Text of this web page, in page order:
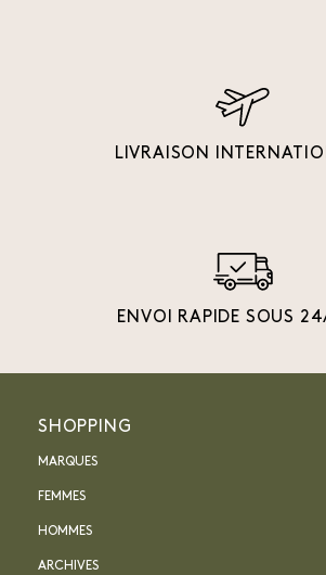
LIVRAISON
ENVOI RAPIDE SOUS
SHOPPING
MARQUES
FEMMES
HOMMES
ARCHIVES